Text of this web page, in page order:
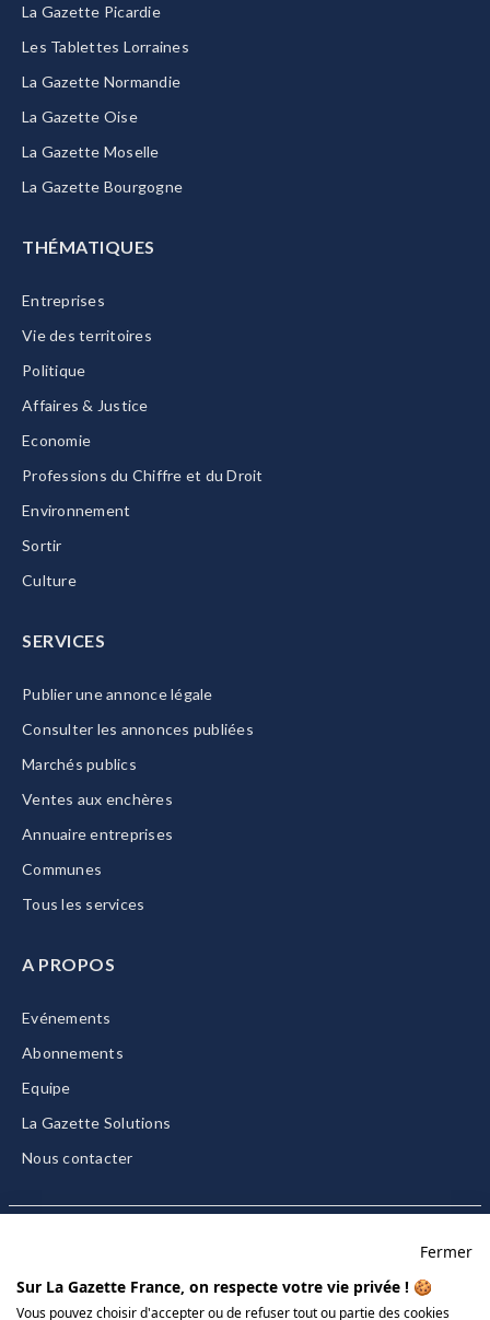
La Gazette Picardie
Les Tablettes Lorraines
La Gazette Normandie
La Gazette Oise
La Gazette Moselle
La Gazette Bourgogne
THÉMATIQUES
Entreprises
Vie des territoires
Politique
Affaires & Justice
Economie
Professions du Chiffre et du Droit
Environnement
Sortir
Culture
SERVICES
Publier une annonce légale
Consulter les annonces publiées
Marchés publics
Ventes aux enchères
Annuaire entreprises
Communes
Tous les services
A PROPOS
Evénements
Abonnements
Equipe
La Gazette Solutions
Nous contacter
CGU/CGV
Fermer
Sur La Gazette France, on respecte votre vie privée ! 🍪
Vous pouvez choisir d'accepter ou de refuser tout ou partie des cookies